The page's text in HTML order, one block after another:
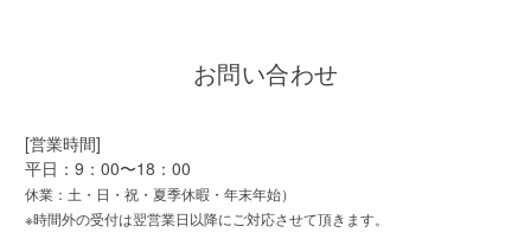
お問い合わせ
[営業時間]
平日：9：00〜18：00
休業：土・日・祝・夏季休暇・年末年始）
※時間外の受付は翌営業日以降にご対応させて頂きます。